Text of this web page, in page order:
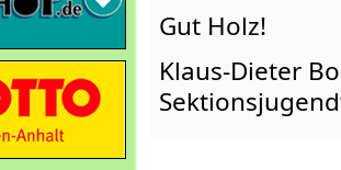
Gut Holz!
Klaus-Dieter